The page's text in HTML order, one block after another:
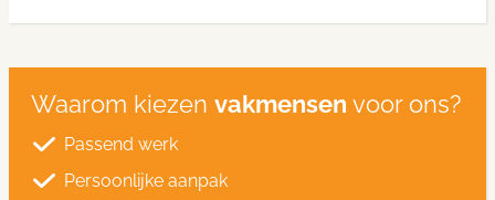
Waarom kiezen vakmensen voor ons?
Passend werk
Persoonlijke aanpak